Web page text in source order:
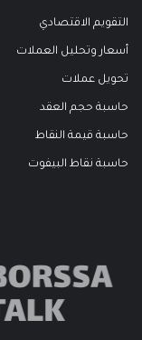
التقويم الاقتصادي
أسعار وتحليل العملات
تحويل عملات
حاسبة حجم العقد
حاسبة قيمة النقاط
حاسبة نقاط البيفوت